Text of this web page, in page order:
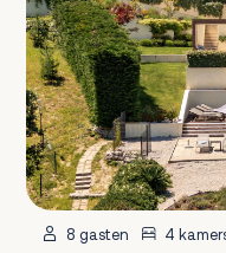
8 gasten 4